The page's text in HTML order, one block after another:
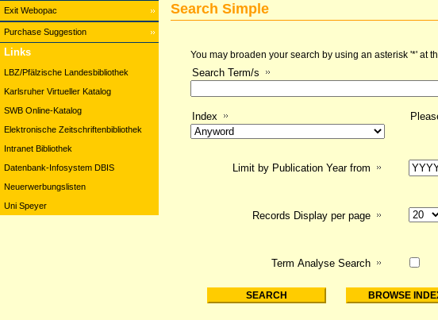
Exit Webopac
Purchase Suggestion
Links
LBZ/Pfälzische Landesbibliothek
Karlsruher Virtueller Katalog
SWB Online-Katalog
Elektronische Zeitschriftenbibliothek
Intranet Bibliothek
Datenbank-Infosystem DBIS
Neuerwerbungslisten
Uni Speyer
Search Simple
You may broaden your search by using an asterisk '*' at
Search Term/s
Index
Term Analyse Search
Limit by Publication Year from
Records Display per page